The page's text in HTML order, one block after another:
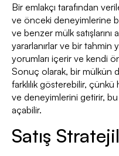
Bir emlakçı tarafından
ve önceki deneyimlerine
ve benzer mülk
yararlanırlar ve bir tahmin
yorumları içerir ve kendi
Sonuç olarak, bir mülkün
farklılık gösterebilir,
ve deneyimlerini getirir,
açabilir.
Satış